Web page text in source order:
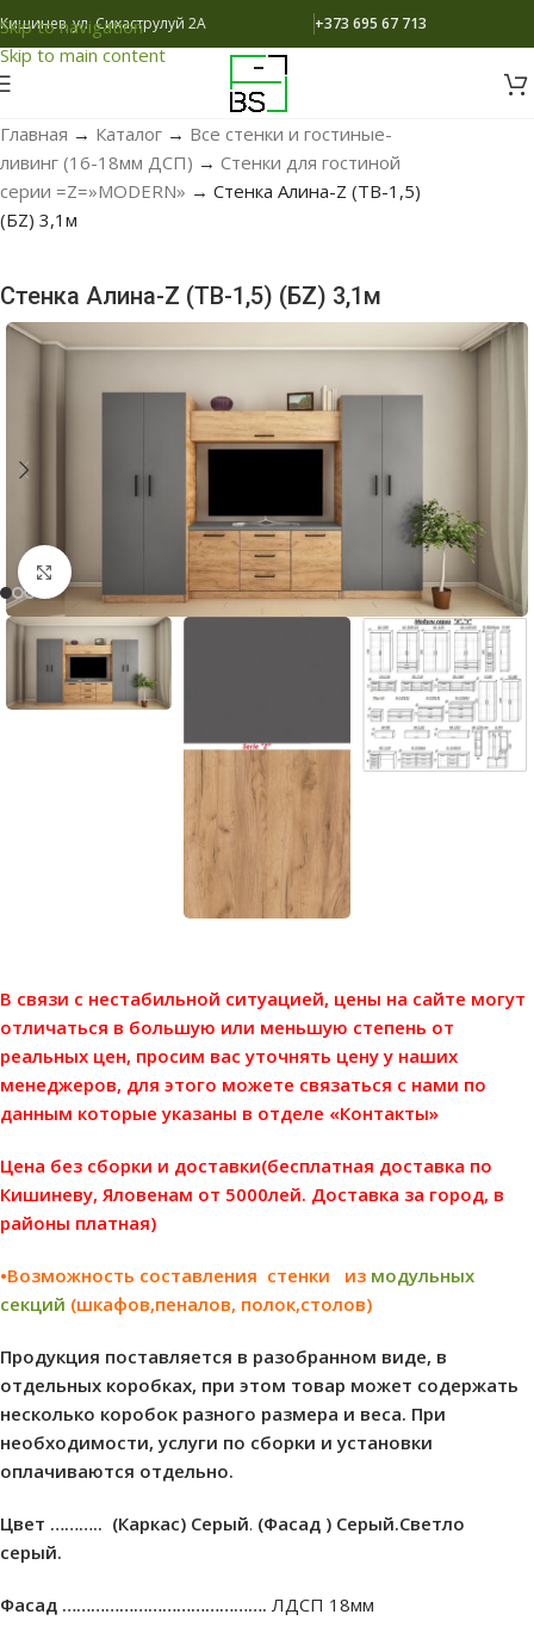
Skip to navigation
Skip to main content
Кишинев, ул. Сихаструлуй 2A +373 695 67 713
Главная → Каталог → Все стенки и гостиные-
ливинг (16-18мм ДСП) → Стенки для гостиной
серии =Z=»MODERN» → Стенка Алина-Z (ТВ-1,5)
(БZ) 3,1м
Стенка Алина-Z (ТВ-1,5) (БZ) 3,1м
Нажмите, чтобы увеличить
В связи с нестабильной ситуацией, цены на сайте могут
отличаться в большую или меньшую степень от
реальных цен, просим вас уточнять цену у наших
менеджеров, для этого можете связаться с нами по
данным которые указаны в отделе «Контакты»
Цена без сборки и доставки(бесплатная доставка по
Кишиневу, Яловенам от 5000лей. Доставка за город, в
районы платная)
•Возможность составления стенки из модульных
секций (шкафов,пеналов, полок,столов)
Продукция поставляется в разобранном виде, в
отдельных коробках, при этом товар может содержать
несколько коробок разного размера и веса. При
необходимости, услуги по сборки и установки
оплачиваются отдельно.
Цвет ……….. (Каркас) Серый. (Фасад ) Cерый.Cветло
серый.
Фасад ……………………………………. ЛДСП 18мм